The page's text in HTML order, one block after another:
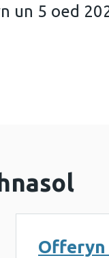
un 5 oed
Bae
Offeryn